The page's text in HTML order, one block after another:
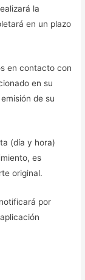
la
en un plazo
en contacto con
en su
de su
(día y hora)
es
original.
por